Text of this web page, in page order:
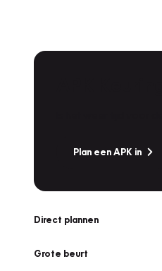
Plan een APK in
Direct plannen
Grote beurt